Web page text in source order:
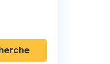
souhaitée, puis
les touches fléchées
à 2 chiffres Barre